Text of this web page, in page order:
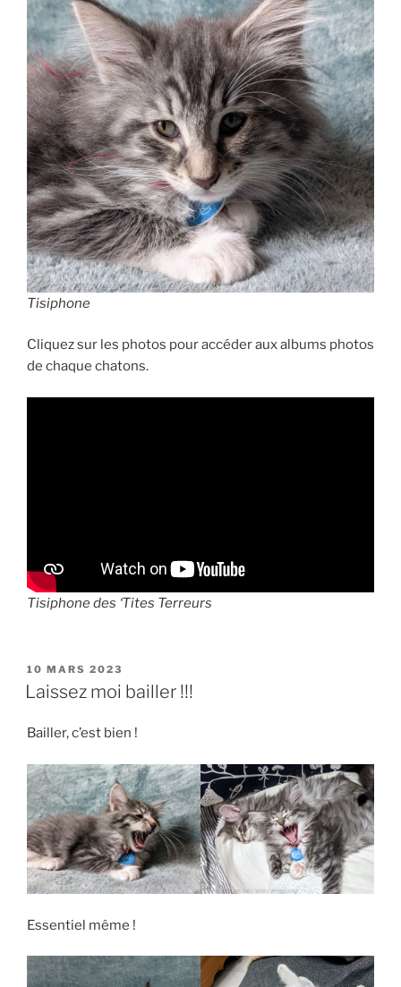
Tisiphone
Cliquez sur les photos pour accéder aux albums photos
de chaque chatons.
Tisiphone des ‘Tites Terreurs
PUBLIÉ
LE
10 MARS 2023
Laissez moi bailler !!!
Bailler, c’est bien !
Essentiel même !